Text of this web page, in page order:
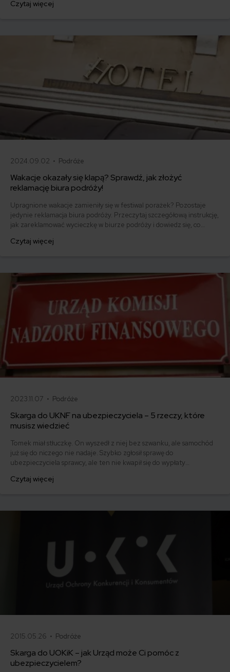
odwołanie od decyzji ubezpieczyciela.
Czytaj więcej
2024.09.02 • Podróże
Wakacje okazały się klapą? Sprawdź, jak złożyć
reklamację biura podróży!
Upragnione wakacje zamieniły się w festiwal porażek? Pozostaje
jedynie reklamacja biura podróży. Przeczytaj szczegółową instrukcję,
jak zareklamować wycieczkę w biurze podróży i dowiedz się, co
Czytaj więcej
2023.11.07 • Podróże
Skarga do UKNF na ubezpieczyciela – 5 rzeczy, które
musisz wiedzieć
Tomek miał stłuczkę. On wyszedł z niej bez szwanku, ale samochód
już się do niczego nie nadaje. Szybko zgłosił sprawę do
ubezpieczyciela sprawcy, ale ten nie kwapił się do wypłaty
odmówił świadczenia, podając przy tym absurdalne argumenty. Nie
Czytaj więcej
2015.05.26 • Podróże
Skarga do UOKiK – jak Urząd może Ci pomóc z
ubezpieczycielem?